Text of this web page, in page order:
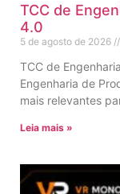
TCC de
4.0
5 de agosto de 2026
TCC de
Engenharia de
mais relevantes
Leia mais »